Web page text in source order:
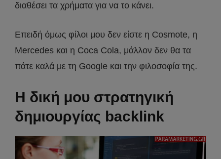
διαθέσει τα χρήματα για να το κάνει.
Επειδή όμως φίλοι μου δεν είστε η Cosmote, η
Mercedes και η Coca Cola, μάλλον δεν θα τα
πάτε καλά με τη Google και την φιλοσοφία της.
Η δική μου στρατηγική
δημιουργίας backlink